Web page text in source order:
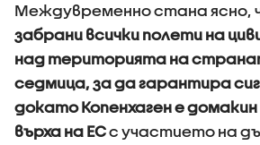
Междувременно стана ясно,
забрани всички полети на
над територията на
седмица, за да гарантира
докато Копенхаген е
върха на ЕСс участието на